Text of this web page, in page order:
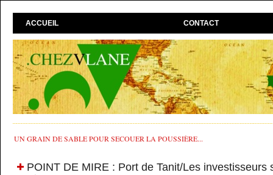
ACCUEIL CONTACT
UN GRAIN DE SABLE POUR SECOUER LA POUSSIÈRE...
​POINT DE MIRE : Port de Tanit/Les investisseurs